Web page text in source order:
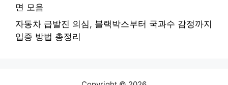
면 모음
자동차 급발진 의심, 블랙박스부터 국과수 감정까지
입증 방법 총정리